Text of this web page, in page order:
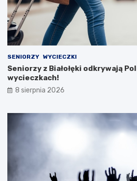
SENIORZY WYCIECZKI
Seniorzy z Białołęki odkrywają
wycieczkach!
8 sierpnia 2026